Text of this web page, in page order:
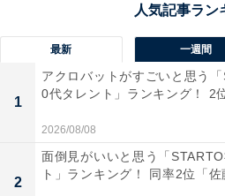
す。自然湧出量は日本一を誇り
ぼる「湯畑」を中心に、土産物
ち並ぶ情緒ある温泉街が広がっ
温泉施設「草津三湯」に1回ず
効期限なしの入湯手形「ちょい
もあり、日本屈指の良質な温泉
か、レンタル浴衣での温泉街の
最新 一週間
1
アクロバットがすごいと思う
0代タレント」ランキング！ 2
2026/08/08
2
面倒見がいいと思う「
ト」ランキング！ 同率2位「佐